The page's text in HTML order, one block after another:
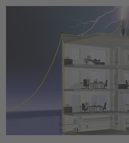
AI & Digital Trust
Health
Mobility